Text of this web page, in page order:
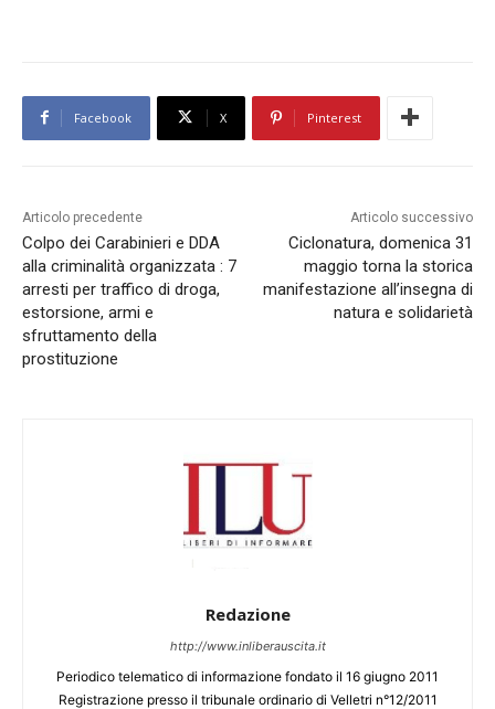
Facebook X Pinterest
Articolo precedente
Colpo dei Carabinieri e DDA
alla criminalità organizzata : 7
arresti per traffico di droga,
estorsione, armi e
sfruttamento della
prostituzione
Articolo successivo
Ciclonatura, domenica 31
maggio torna la storica
manifestazione all’insegna di
natura e solidarietà
Redazione
http://www.inliberauscita.it
Periodico telematico di informazione fondato il 16 giugno 2011
Registrazione presso il tribunale ordinario di Velletri n°12/2011